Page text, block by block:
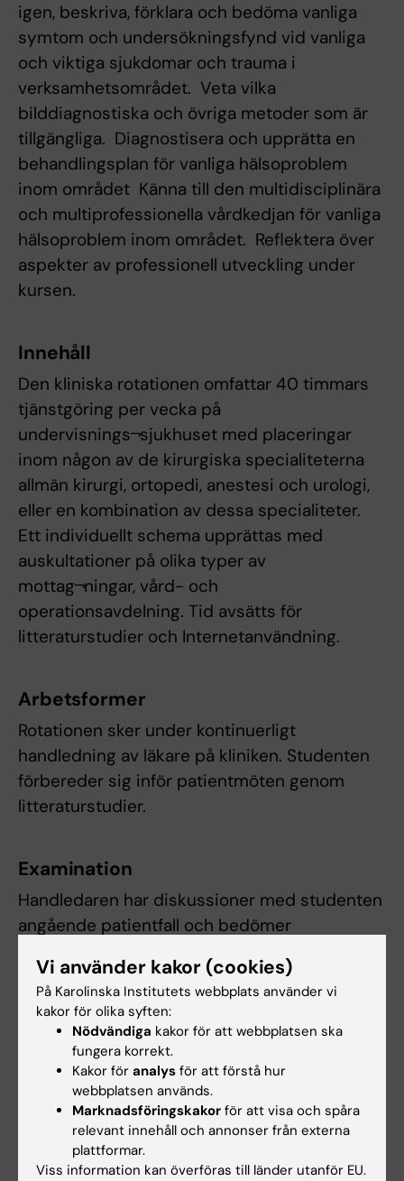
igen, beskriva, förklara och bedöma vanliga
symtom och undersökningsfynd vid vanliga
och viktiga sjukdomar och trauma i
verksamhetsområdet.  Veta vilka
bilddiagnostiska och övriga metoder som är
tillgängliga.  Diagnostisera och upprätta en
behandlingsplan för vanliga hälsoproblem
inom området  Känna till den multidisciplinära
och multiprofessionella vårdkedjan för vanliga
hälsoproblem inom området.  Reflektera över
aspekter av professionell utveckling under
kursen.
Innehåll
Den kliniska rotationen omfattar 40 timmars
tjänstgöring per vecka på
undervisnings¬sjukhuset med placeringar
inom någon av de kirurgiska specialiteterna
allmän kirurgi, ortopedi, anestesi och urologi,
eller en kombination av dessa specialiteter.
Ett individuellt schema upprättas med
auskultationer på olika typer av
mottag¬ningar, vård- och
operationsavdelning. Tid avsätts för
litteraturstudier och Internetanvändning.
Arbetsformer
Rotationen sker under kontinuerligt
handledning av läkare på kliniken. Studenten
förbereder sig inför patientmöten genom
litteraturstudier.
Examination
Handledaren har diskussioner med studenten
angående patientfall och bedömer
hos studenten. Handledaren får rapporter från
doktorer angående studentens aktiviteter och
kliniska färdigheter. Studenten för en loggbok
över sina aktiviteter. Obligatorisk närvaro:
Närvaro är obligatorisk vid alla klinisk
aktiviteter. Handledaren avgör hur frånvaro
kompenseras. Rotationen sker under
kontinuerligt handledning av läkare på kliniken.
Vi använder kakor (cookies)
På Karolinska Institutets webbplats använder vi
kakor för olika syften:
Nödvändiga kakor för att webbplatsen ska
fungera korrekt.
Kakor för analys för att förstå hur
webbplatsen används.
Marknadsföringskakor för att visa och spåra
relevant innehåll och annonser från externa
plattformar.
Viss information kan överföras till länder utanför EU.